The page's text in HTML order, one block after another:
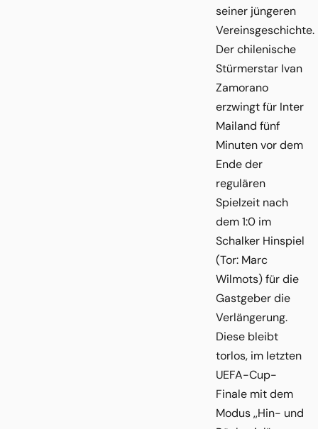
seiner jüngeren
Vereinsgeschichte.
Der chilenische
Stürmerstar Ivan
Zamorano
erzwingt für Inter
Mailand fünf
Minuten vor dem
Ende der
regulären
Spielzeit nach
dem 1:0 im
Schalker Hinspiel
(Tor: Marc
Wilmots) für die
Gastgeber die
Verlängerung.
Diese bleibt
torlos, im letzten
UEFA-Cup-
Finale mit dem
Modus ,,Hin- und